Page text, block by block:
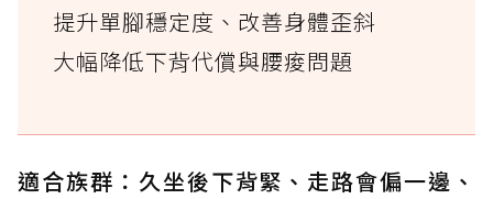
提升單腳穩定度、改善身體歪斜
大幅降低下背代償與腰痠問題
適合族群：久坐後下背緊、走路會偏一邊、